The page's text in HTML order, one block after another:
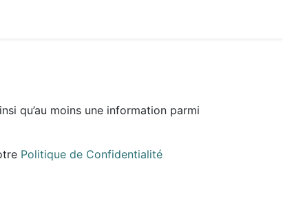
qu’au moins une information parmi
Politique de Confidentialité